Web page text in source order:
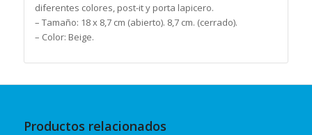
diferentes colores, post-it y porta lapicero.
– Tamaño: 18 x 8,7 cm (abierto). 8,7 cm. (cerrado).
– Color: Beige.
Productos relacionados